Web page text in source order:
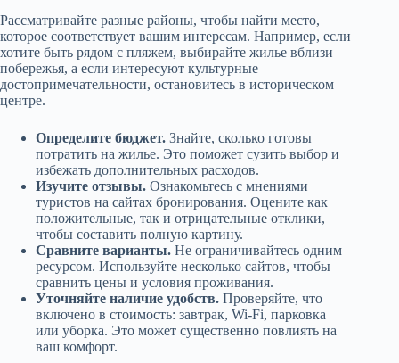
Рассматривайте разные районы, чтобы найти место,
которое соответствует вашим интересам. Например, если
хотите быть рядом с пляжем, выбирайте жилье вблизи
побережья, а если интересуют культурные
достопримечательности, остановитесь в историческом
центре.
Определите бюджет. Знайте, сколько готовы
потратить на жилье. Это поможет сузить выбор и
избежать дополнительных расходов.
Изучите отзывы. Ознакомьтесь с мнениями
туристов на сайтах бронирования. Оцените как
положительные, так и отрицательные отклики,
чтобы составить полную картину.
Сравните варианты. Не ограничивайтесь одним
ресурсом. Используйте несколько сайтов, чтобы
сравнить цены и условия проживания.
Уточняйте наличие удобств. Проверяйте, что
включено в стоимость: завтрак, Wi-Fi, парковка
или уборка. Это может существенно повлиять на
ваш комфорт.